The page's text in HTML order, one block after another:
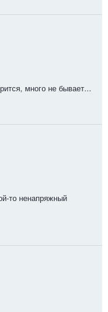
много не бывает...
то ненапряжный